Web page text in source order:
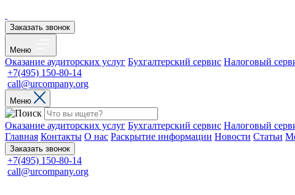
Заказать звонок
Меню
Оказание аудиторских услуг Бухгалтерский сервис Налоговый
+7(495) 150-80-14
call@urcompany.org
Меню
Оказание аудиторских услуг Бухгалтерский сервис Налоговый
Главная Контакты О нас Раскрытие информации Новости Статьи
Заказать звонок
+7(495) 150-80-14
call@urcompany.org